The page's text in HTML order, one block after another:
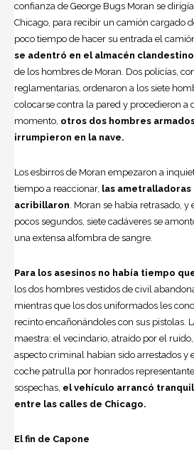
confianza de George Bugs Moran se
Chicago, para recibir un camión car­gado
poco tiempo de hacer su entrada el
se aden­tró en el almacén clandestino
de los hombres de Mo­ran. Dos policías,
reglamentarias, ordenaron a los siete
colocarse contra la pared y procedieron a
momento, otros dos hombres
irrumpie­ron en la nave.
Los esbirros de Moran empezaron a
tiempo a reaccionar, las ametralla­doras
acribillaron. Moran se había retrasado, y
pocos segundos, siete cadáve­res se
una extensa alfombra de sangre.
Para los asesinos no había tiempo
los dos hombres vestidos de civil
mientras que los dos uniformados les
recinto enca­ñonándoles con sus pistolas.
maestra: el vecindario, atraído por el
as­pecto criminal habían sido arrestados y
coche patrulla por honrados
sospechas, el vehículo arrancó
entre las ca­lles de Chicago.
El fin de Capone